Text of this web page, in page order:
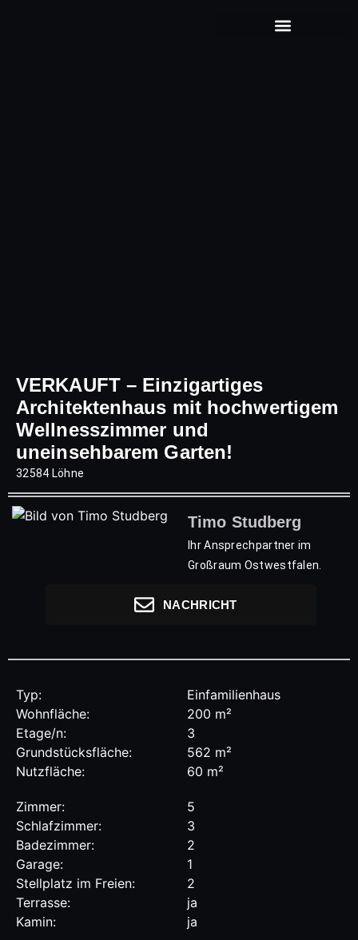
VERKAUFT – Einzigartiges
Architektenhaus mit hochwertigem
Wellnesszimmer und
uneinsehbarem Garten!
32584 Löhne
Timo Studberg
Ihr Ansprechpartner im
Großraum Ostwestfalen.
NACHRICHT
Typ:
Wohnfläche:
Etage/n:
Grundstücksfläche:
Nutzfläche:
Einfamilienhaus
200 m²
3
562 m²
60 m²
Zimmer:
Schlafzimmer:
Badezimmer:
Garage:
Stellplatz im Freien:
Terrasse:
Kamin:
5
3
2
1
2
ja
ja